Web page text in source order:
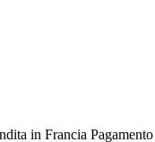
in Francia